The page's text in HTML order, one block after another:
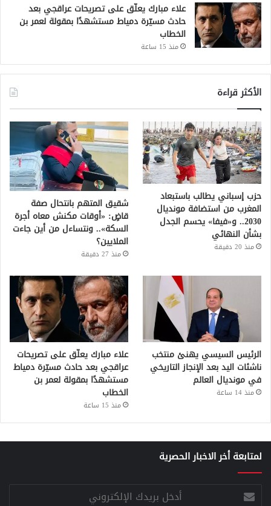
علاء مبارك يعلّق على تصريحات عراقجي بعد
حادث مسيّرة دمياط مستشهدًا بمقولة لعمر بن
الخطاب
منذ 15 ساعة
الأكثر قراءة
حزب إسباني يطالب باستبعاد
المغرب من استضافة مونديال
2030.. و«فيفا» يحسم الجدل
بشأن النهائي
منذ 20 دقيقة
شقيق المتهم بانتحال صفة
قاضٍ: «أوقات مكنش معاه أجرة
السكة».. ونتساءل من أين جاءت
الملايين؟
منذ 27 دقيقة
الرئيس السيسي يهنئ منتخب
ناشئات اليد بعد الإنجاز التاريخي
في مونديال العالم
منذ 14 ساعة
علاء مبارك يعلّق على تصريحات
عراقجي بعد حادث مسيّرة دمياط
مستشهدًا بمقولة لعمر بن
الخطاب
منذ 15 ساعة
لمتابعة أخر الاخبار الحصرية
أدخل